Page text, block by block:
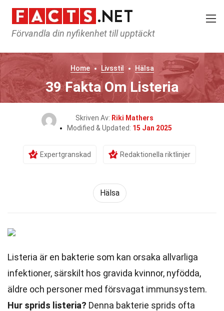
Förvandla din nyfikenhet till upptäckt
Home Livsstil Hälsa
39 Fakta Om Listeria
Skriven Av: Riki Mathers
Modified & Updated: 15 Jan 2025
Expertgranskad Redaktionella riktlinjer
Hälsa
Listeria är en bakterie som kan orsaka allvarliga
infektioner, särskilt hos gravida kvinnor, nyfödda,
äldre och personer med försvagat immunsystem.
Hur sprids listeria? Denna bakterie sprids ofta